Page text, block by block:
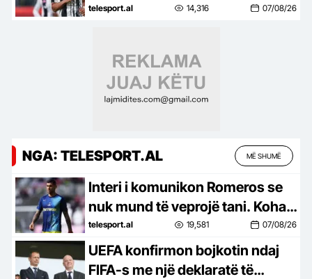
arratisesha. Dua ta rikthej Juven
telesport.al 14,316 07/08/26
NGA: TELESPORT.AL MË SHUMË
Interi i komunikon Romeros se
nuk mund të veprojë tani. Koha
po mbaron, Atletico Madridi
përfiton
telesport.al 19,581 07/08/26
UEFA konfirmon bojkotin ndaj
FIFA-s me një deklaratë të